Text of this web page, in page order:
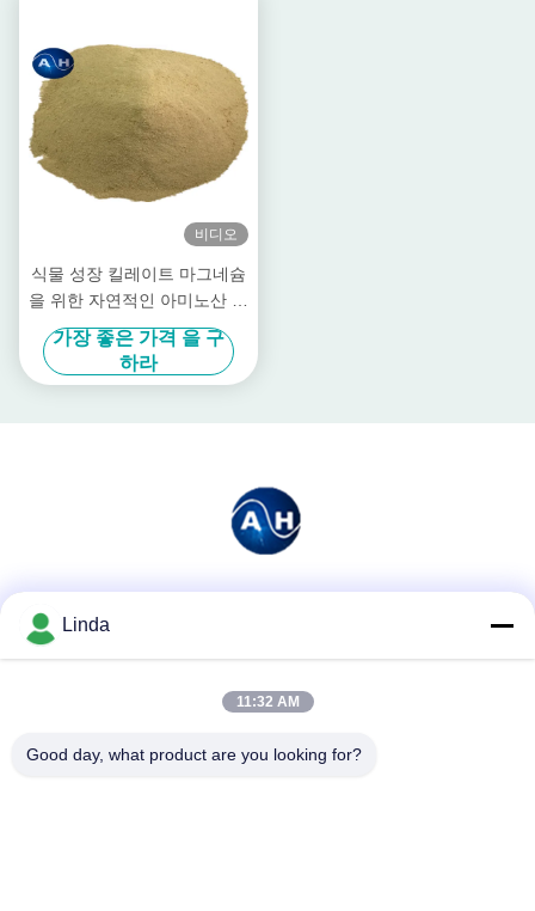
비디오
식물 성장 킬레이트 마그네슘
을 위한 자연적인 아미노산 비
료 분말
가장 좋은 가격 을 구
하라
전화
Linda
11:32 AM
Good day, what product are you looking for?